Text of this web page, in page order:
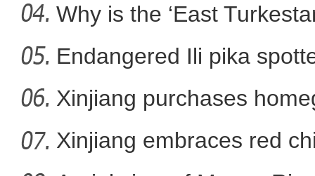
谢谢你志愿
rootless g
Why is the ‘East
Endangered Ili pika
Xinjiang purchases
f
Xinjiang embraces red